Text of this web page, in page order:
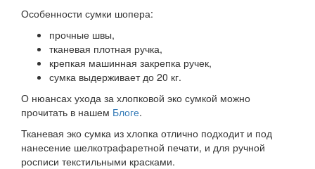
Особенности сумки шопера:
прочные швы,
тканевая плотная ручка,
крепкая машинная закрепка ручек,
сумка выдерживает до 20 кг.
О нюансах ухода за хлопковой эко сумкой можно
прочитать в нашем Блоге.
Тканевая эко сумка из хлопка отлично подходит и под
нанесение шелкотрафаретной печати, и для ручной
росписи текстильными красками.